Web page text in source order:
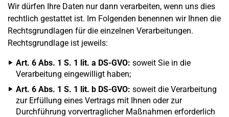
Wir dürfen Ihre Daten nur dann verarbeiten, wenn uns dies
rechtlich gestattet ist. Im Folgenden benennen wir Ihnen die
Rechtsgrundlagen für die einzelnen Verarbeitungen.
Rechtsgrundlage ist jeweils:
Art. 6 Abs. 1 S. 1 lit. a DS-GVO: soweit Sie in die
Verarbeitung eingewilligt haben;
Art. 6 Abs. 1 S. 1 lit. b DS-GVO: soweit die Verarbeitung
zur Erfüllung eines Vertrags mit Ihnen oder zur
Durchführung vorvertraglicher Maßnahmen erforderlich